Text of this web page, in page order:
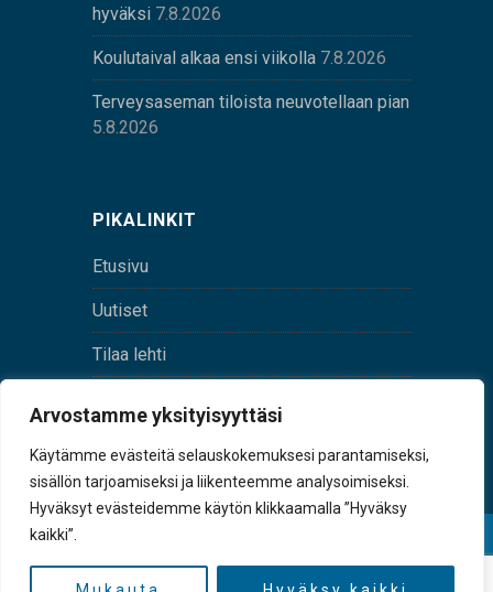
Arvostamme yksityisyyttäsi
Käytämme evästeitä selauskokemuksesi parantamiseksi,
sisällön tarjoamiseksi ja liikenteemme analysoimiseksi.
Hyväksyt evästeidemme käytön klikkaamalla ”Hyväksy
kaikki”.
hyväksi 7.8.2026
Koulutaival alkaa ensi viikolla 7.8.2026
Terveysaseman tiloista neuvotellaan pian
5.8.2026
PIKALINKIT
Etusivu
Uutiset
Tilaa lehti
tunnus 0167229-8